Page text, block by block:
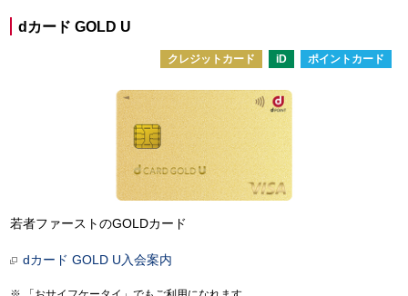
dカード GOLD U
クレジットカード iD ポイントカード
若者ファーストのGOLDカード
dカード GOLD U入会案内